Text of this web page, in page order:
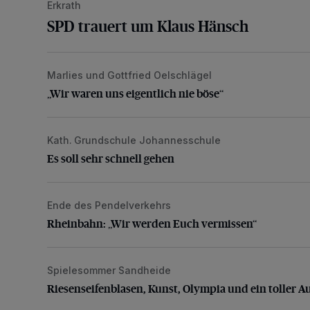
Erkrath
SPD trauert um Klaus Hänsch
„Wir waren uns eigentlich nie böse“
Marlies und Gottfried Oelschlägel
„Wir waren uns eigentlich nie böse“
Es soll sehr schnell gehen
Kath. Grundschule Johannesschule
Es soll sehr schnell gehen
Rheinbahn: „Wir werden Euch vermissen“
Ende des Pendelverkehrs
Rheinbahn: „Wir werden Euch vermissen“
Riesenseifenblasen, Kunst, Olympia und ein toller
Spielesommer Sandheide
Riesenseifenblasen, Kunst, Olympia und ein toller